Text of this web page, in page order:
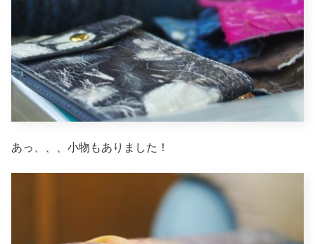
あっ、、、小物もありました！